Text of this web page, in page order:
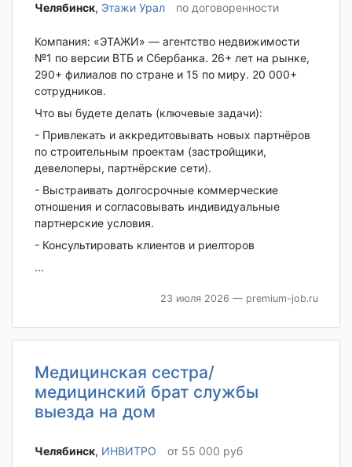
Челябинск‎, Этажи Урал по договоренности
Компания: «ЭТАЖИ» — агентство недвижимости
№1 по версии ВТБ и Сбербанка. 26+ лет на рынке,
290+ филиалов по стране и 15 по миру. 20 000+
сотрудников.
Что вы будете делать (ключевые задачи):
- Привлекать и аккредитовывать новых партнёров
по строительным проектам (застройщики,
девелоперы, партнёрские сети).
- Выстраивать долгосрочные коммерческие
отношения и согласовывать индивидуальные
партнерские условия.
- Консультировать клиентов и риелторов
...
23 июля 2026 — premium-job.ru
Медицинская сестра/
медицинский брат службы
выезда на дом
Челябинск‎, ИНВИТРО от 55 000 руб